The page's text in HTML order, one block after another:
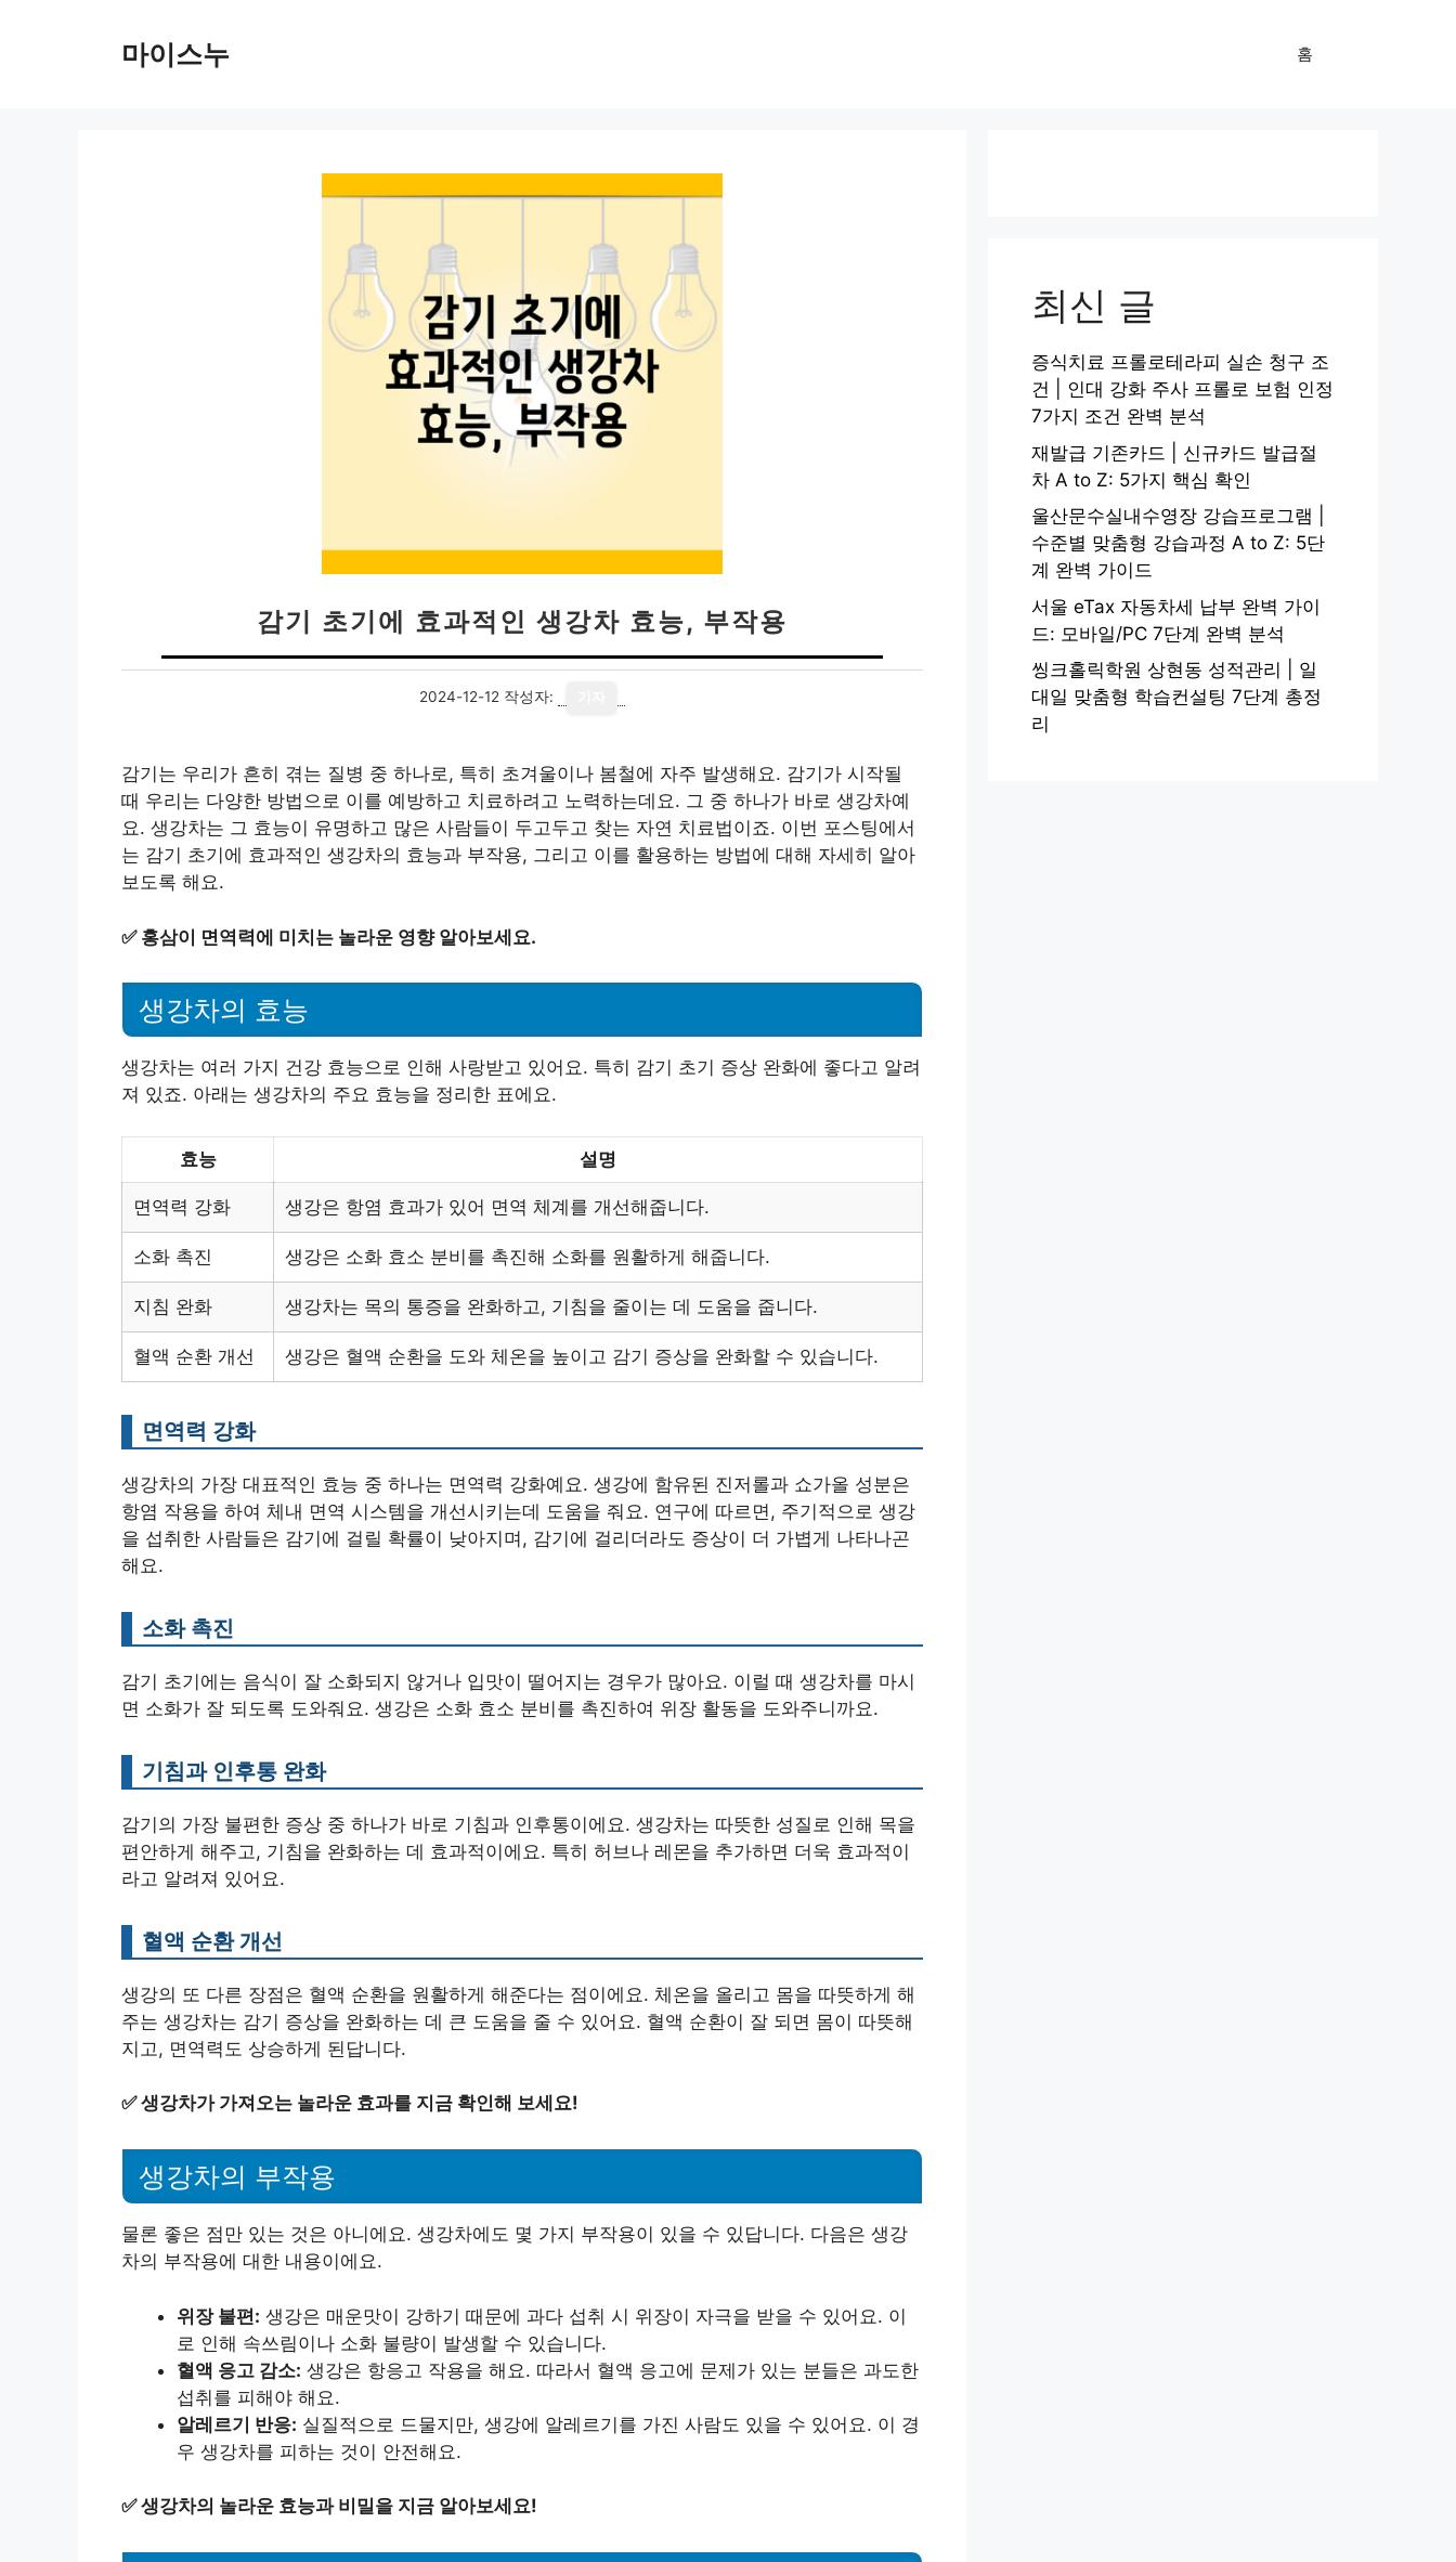
마이스누 홈
감기 초기에 효과적인 생강차 효능, 부작용
2024-12-12 작성자:
감기는 우리가 흔히 겪는 질병 중 하나로, 특히 초겨울이나 봄철에 자주 발생해요. 감기가 시작될
때 우리는 다양한 방법으로 이를 예방하고 치료하려고 노력하는데요. 그 중 하나가 바로 생강차예
요. 생강차는 그 효능이 유명하고 많은 사람들이 두고두고 찾는 자연 치료법이죠. 이번 포스팅에서
는 감기 초기에 효과적인 생강차의 효능과 부작용, 그리고 이를 활용하는 방법에 대해 자세히 알아
보도록 해요.
✅ 홍삼이 면역력에 미치는 놀라운 영향 알아보세요.
생강차의 효능
생강차는 여러 가지 건강 효능으로 인해 사랑받고 있어요. 특히 감기 초기 증상 완화에 좋다고 알려
져 있죠. 아래는 생강차의 주요 효능을 정리한 표에요.
효능 설명
면역력 강화 생강은 항염 효과가 있어 면역 체계를 개선해줍니다.
소화 촉진 생강은 소화 효소 분비를 촉진해 소화를 원활하게 해줍니다.
지침 완화 생강차는 목의 통증을 완화하고, 기침을 줄이는 데 도움을 줍니다.
혈액 순환 개선 생강은 혈액 순환을 도와 체온을 높이고 감기 증상을 완화할 수 있습니다.
면역력 강화
생강차의 가장 대표적인 효능 중 하나는 면역력 강화예요. 생강에 함유된 진저롤과 쇼가올 성분은
항염 작용을 하여 체내 면역 시스템을 개선시키는데 도움을 줘요. 연구에 따르면, 주기적으로 생강
을 섭취한 사람들은 감기에 걸릴 확률이 낮아지며, 감기에 걸리더라도 증상이 더 가볍게 나타나곤
해요.
소화 촉진
감기 초기에는 음식이 잘 소화되지 않거나 입맛이 떨어지는 경우가 많아요. 이럴 때 생강차를 마시
면 소화가 잘 되도록 도와줘요. 생강은 소화 효소 분비를 촉진하여 위장 활동을 도와주니까요.
기침과 인후통 완화
감기의 가장 불편한 증상 중 하나가 바로 기침과 인후통이에요. 생강차는 따뜻한 성질로 인해 목을
편안하게 해주고, 기침을 완화하는 데 효과적이에요. 특히 허브나 레몬을 추가하면 더욱 효과적이
라고 알려져 있어요.
혈액 순환 개선
생강의 또 다른 장점은 혈액 순환을 원활하게 해준다는 점이에요. 체온을 올리고 몸을 따뜻하게 해
주는 생강차는 감기 증상을 완화하는 데 큰 도움을 줄 수 있어요. 혈액 순환이 잘 되면 몸이 따뜻해
지고, 면역력도 상승하게 된답니다.
✅생강차가 가져오는 놀라운 효과를 지금 확인해 보세요!
생강차의 부작용
물론 좋은 점만 있는 것은 아니에요. 생강차에도 몇 가지 부작용이 있을 수 있답니다. 다음은 생강
차의 부작용에 대한 내용이에요.
위장 불편: 생강은 매운맛이 강하기 때문에 과다 섭취 시 위장이 자극을 받을 수 있어요. 이
로 인해 속쓰림이나 소화 불량이 발생할 수 있습니다.
혈액 응고 감소: 생강은 항응고 작용을 해요. 따라서 혈액 응고에 문제가 있는 분들은 과도한
섭취를 피해야 해요.
알레르기 반응: 실질적으로 드물지만, 생강에 알레르기를 가진 사람도 있을 수 있어요. 이 경
우 생강차를 피하는 것이 안전해요.
✅생강차의 놀라운 효능과 비밀을 지금 알아보세요!
최신 글
증식치료 프롤로테라피 실손 청구 조
건 | 인대 강화 주사 프롤로 보험 인정
7가지 조건 완벽 분석
재발급 기존카드 | 신규카드 발급절
차 A to Z: 5가지 핵심 확인
울산문수실내수영장 강습프로그램 |
수준별 맞춤형 강습과정 A to Z: 5단
계 완벽 가이드
서울 eTax 자동차세 납부 완벽 가이
드: 모바일/PC 7단계 완벽 분석
씽크홀릭학원 상현동 성적관리 | 일
대일 맞춤형 학습컨설팅 7단계 총정
리